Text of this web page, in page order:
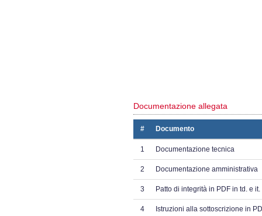
Documentazione allegata
# Documento
1 Documentazione tecnica
2 Documentazione amministrativa
3 Patto di integrità in PDF in td. e it.
4 Istruzioni alla sottoscrizione in